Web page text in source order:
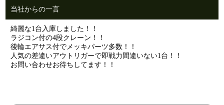
当社からの一言
綺麗な1台入庫しました！！
ラジコン付の4段クレーン！！
後輪エアサス付でメッキパーツ多数！！
人気の差違いアウトリガーで即戦力間違いない1台！！
お問い合わせお待ちしてます！！